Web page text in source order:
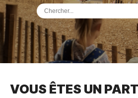
VOTREMAIRIE
VIE PRATIQUE
DÉMARCHES &
PORTDE PLAISANCE
VOUS ÊTES UN